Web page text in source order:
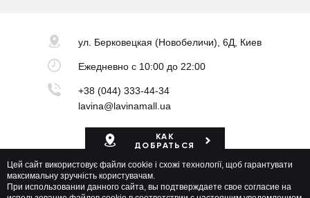
ул. Берковецкая (Новобеличи), 6Д, Киев
Ежедневнос 10:00 до 22:00
+38 (044) 333-44-34
lavina@lavinamall.ua
КАК
ДОБРАТЬСЯ
Карта ТРЦ
Цей сайт використовує файли cookie і схожі технології, щоб гарантувати
максимальну зручність користувачам.
При использовании данного сайта, вы подтверждаете свое согласие на